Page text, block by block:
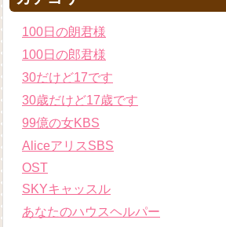
100日の朗君様
100日の郎君様
30だけど17です
30歳だけど17歳です
99億の女KBS
AliceアリスSBS
OST
SKYキャッスル
あなたのハウスヘルパー